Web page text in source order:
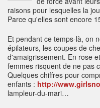
raisons pour lesquelles la
Parce qu'elles sont encore
Et pendant ce temps-là, on
épilateurs, les coupes de
d'amaigrissement. En rose
femmes risquent de ne pas
Quelques chiffres pour
enfants : http://
lampleur-du-mari…